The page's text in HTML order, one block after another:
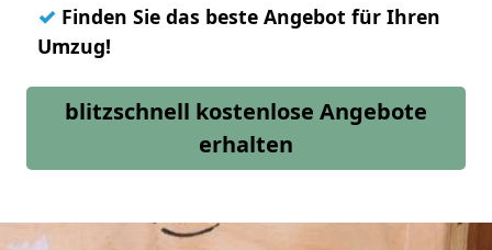
✓ Finden Sie das beste Angebot für Ihren
Umzug!
blitzschnell kostenlose Angebote
erhalten